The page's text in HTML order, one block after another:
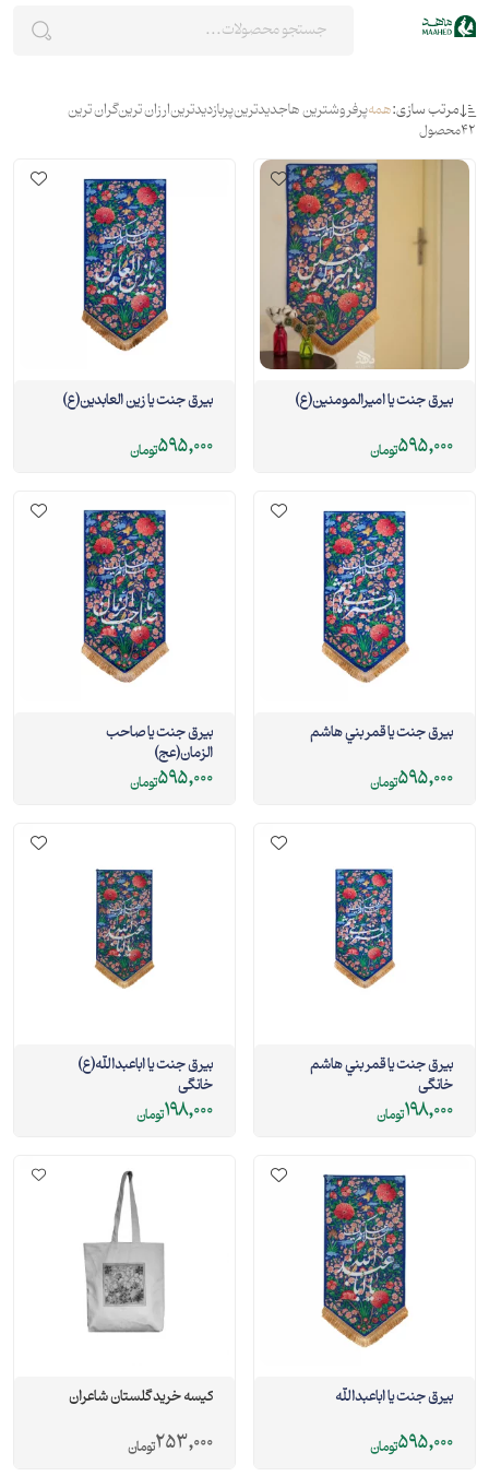
مرتب سازی:همهپرفروشترین هاجدیدترینپربازدیدترینارزان ترینگران ترین
42محصول
بيرق جنت يا اميرالمومنين(ع)
595,000تومان
بيرق جنت يا زين العابدين(ع)
595,000تومان
بيرق جنت يا قمر بني هاشم
595,000تومان
بيرق جنت يا صاحب
الزمان(عج)
595,000تومان
بيرق جنت يا قمر بني هاشم
خانگی
198,000تومان
بيرق جنت يا اباعبدالله(ع)
خانگی
198,000تومان
بیرق جنت يا اباعبدالله
595,000تومان
کیسه خرید گلستان شاعران
253,000تومان